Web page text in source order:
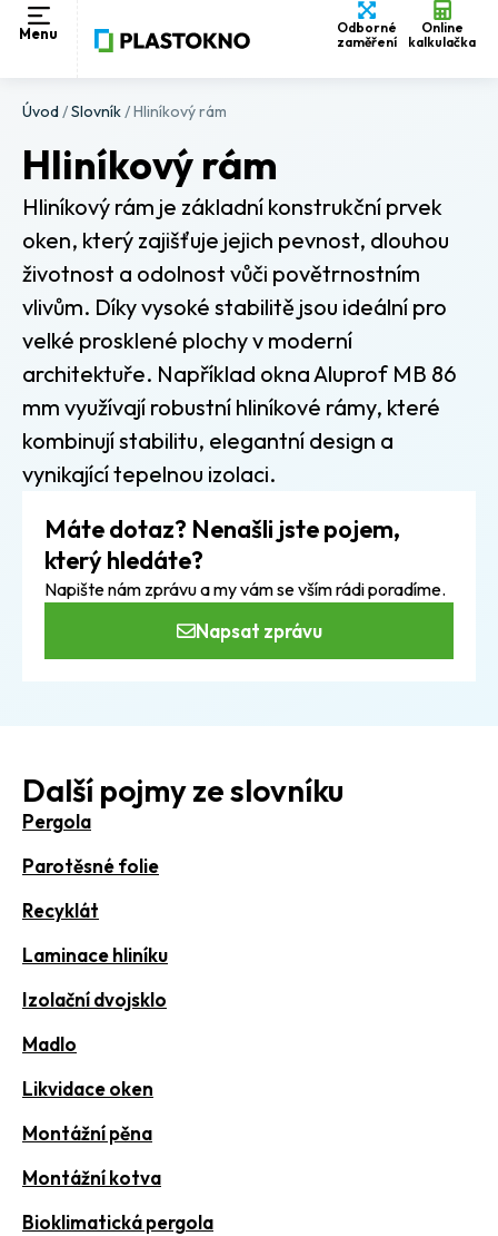
Menu
Odborné
zaměření
Online
kalkulačka
Úvod/Slovník/Hliníkový rám
Hliníkový rám
Hliníkový rám je základní konstrukční prvek
oken, který zajišťuje jejich pevnost, dlouhou
životnost a odolnost vůči povětrnostním
vlivům. Díky vysoké stabilitě jsou ideální pro
velké prosklené plochy v moderní
architektuře. Například okna Aluprof MB 86
mm využívají robustní hliníkové rámy, které
kombinují stabilitu, elegantní design a
vynikající tepelnou izolaci.
Máte dotaz? Nenašli jste pojem,
který hledáte?
Napište nám zprávu a my vám se vším rádi poradíme.
Napsat zprávu
Další pojmy ze slovníku
Pergola
Parotěsné folie
Recyklát
Laminace hliníku
Izolační dvojsklo
Madlo
Likvidace oken
Montážní pěna
Montážní kotva
Bioklimatická pergola